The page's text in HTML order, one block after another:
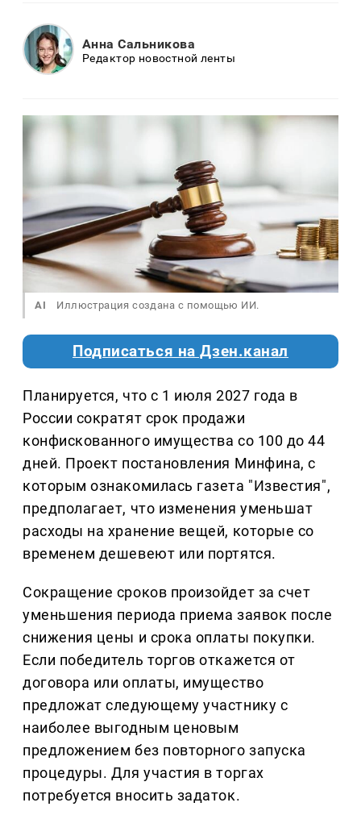
Анна Сальникова
Редактор новостной ленты
AI Иллюстрация создана с помощью ИИ.
Подписаться на Дзен.канал
Планируется, что с 1 июля 2027 года в
России сократят срок продажи
конфискованного имущества со 100 до 44
дней. Проект постановления Минфина, с
которым ознакомилась газета "Известия",
предполагает, что изменения уменьшат
расходы на хранение вещей, которые со
временем дешевеют или портятся.
Сокращение сроков произойдет за счет
уменьшения периода приема заявок после
снижения цены и срока оплаты покупки.
Если победитель торгов откажется от
договора или оплаты, имущество
предложат следующему участнику с
наиболее выгодным ценовым
предложением без повторного запуска
процедуры. Для участия в торгах
потребуется вносить задаток.